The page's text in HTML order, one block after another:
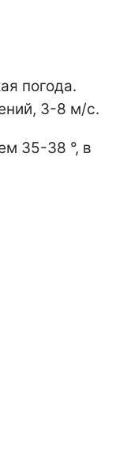
погода.
3-8 м/с.
35-38 °, в